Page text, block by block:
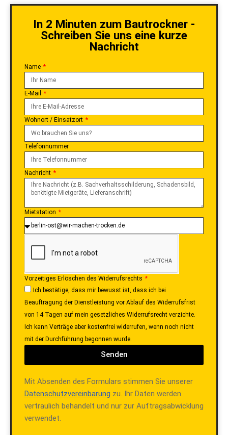
In 2 Minuten zum Bautrockner -
Schreiben Sie uns eine kurze
Nachricht
Name
E-Mail
Wohnort / Einsatzort
Telefonnummer
Nachricht
Mietstation
Vorzeitiges Erlöschen des Widerrufsrechts
Ich bestätige, dass mir bewusst ist, dass ich bei
Beauftragung der Dienstleistung vor Ablauf des Widerrufsfrist
von 14 Tagen auf mein gesetzliches Widerrufsrecht verzichte.
Ich kann Verträge aber kostenfrei widerrufen, wenn noch nicht
mit der Durchführung begonnen wurde.
Senden
Mit Absenden des Formulars stimmen Sie unserer
Datenschutzvereinbarung zu. Ihr Daten werden
vertraulich behandelt und nur zur Auftragsabwicklung
verwendet.